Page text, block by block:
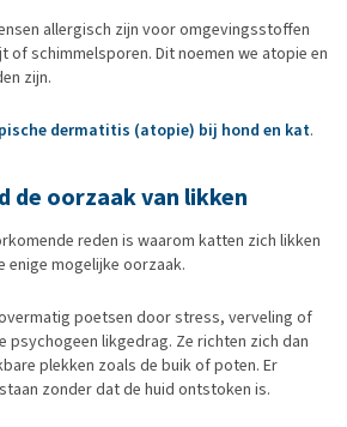
allergisch zijn voor omgevingsstoffen
of schimmelsporen. Dit noemen we atopie en
zijn.
dermatitis (atopie) bij hond en kat.
de oorzaak van likken
reden is waarom katten zich likken
enige mogelijke oorzaak.
poetsen door stress, verveling of
psychogeen likgedrag. Ze richten zich dan
plekken zoals de buik of poten. Er
zonder dat de huid ontstoken is.